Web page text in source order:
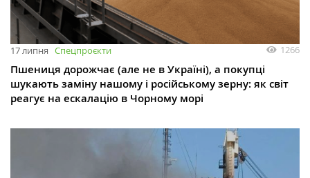
17 липня Спецпроєкти 1266
Пшениця дорожчає (але не в Україні), а покупці
шукають заміну нашому і російському зерну: як світ
реагує на ескалацію в Чорному морі